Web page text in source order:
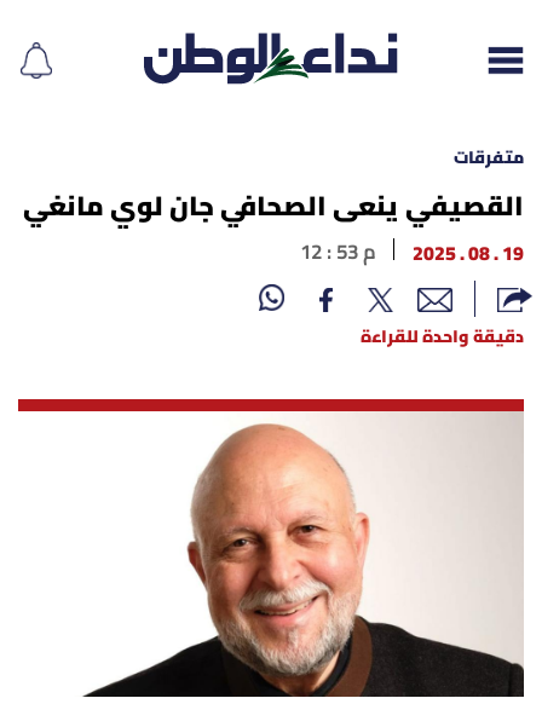
إقرأ الجريدة
لبنان
متفرقات
نداء القرّاء
متفرقات
القصيفي ينعى الصحافي جان لوي مانغي
19 . 08 . 2025 12 : 53 م
دقيقة واحدة للقراءة